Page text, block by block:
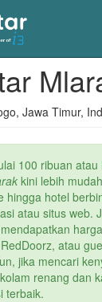
Jawa Timur,
100 ribuan
kini lebih
hingga hotel
atau situs web.
atau
jika mencari
renang dan
terbaik.